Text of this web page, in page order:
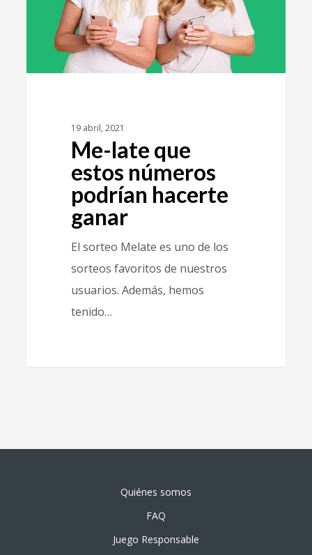
19 abril, 2021
Me-late que
estos números
podrían hacerte
ganar
El sorteo Melate es uno de los
sorteos favoritos de nuestros
usuarios. Además, hemos
tenido…
Quiénes somos
FAQ
Juego Responsable